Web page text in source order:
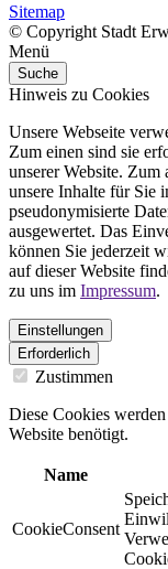
Sitemap
© Copyright Stadt
Menü
Suche
Hinweis zu Cookies
Unsere Webseite
Zum einen sind sie
unserer Website.
unsere Inhalte für Sie
pseudonymisierte
ausgewertet. Das
können Sie jederzeit
auf dieser Website
zu uns im Impressum.
Einstellungen
Erforderlich
Zustimmen
Diese Cookies
Website benötigt.
Name
CookieConsent